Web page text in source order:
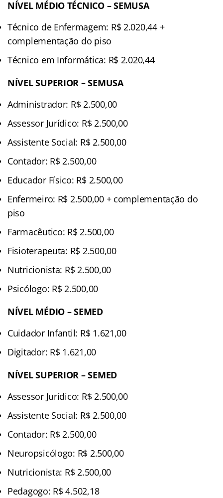
NÍVEL MÉDIO TÉCNICO – SEMUSA
Técnico de Enfermagem: R$ 2.020,44 +
complementação do piso
Técnico em Informática: R$ 2.020,44
NÍVEL SUPERIOR – SEMUSA
Administrador: R$ 2.500,00
Assessor Jurídico: R$ 2.500,00
Assistente Social: R$ 2.500,00
Contador: R$ 2.500,00
Educador Físico: R$ 2.500,00
Enfermeiro: R$ 2.500,00 + complementação do
piso
Farmacêutico: R$ 2.500,00
Fisioterapeuta: R$ 2.500,00
Nutricionista: R$ 2.500,00
Psicólogo: R$ 2.500,00
NÍVEL MÉDIO – SEMED
Cuidador Infantil: R$ 1.621,00
Digitador: R$ 1.621,00
NÍVEL SUPERIOR – SEMED
Assessor Jurídico: R$ 2.500,00
Assistente Social: R$ 2.500,00
Contador: R$ 2.500,00
Neuropsicólogo: R$ 2.500,00
Nutricionista: R$ 2.500,00
Pedagogo: R$ 4.502,18